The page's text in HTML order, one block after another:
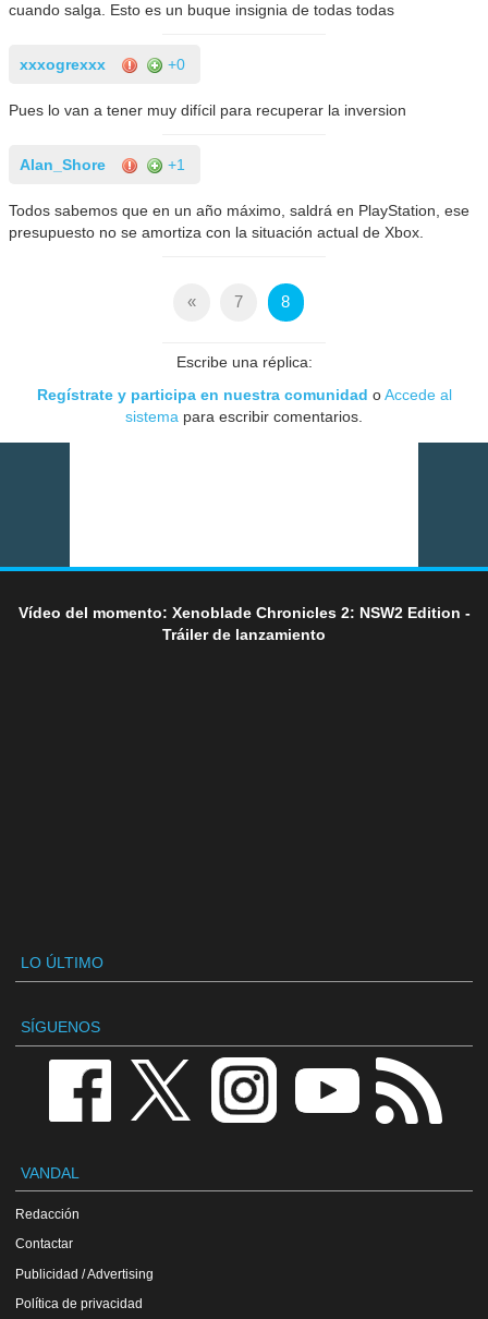
cuando salga. Esto es un buque insignia de todas todas
xxxogrexxx +0
Pues lo van a tener muy difícil para recuperar la inversion
Alan_Shore +1
Todos sabemos que en un año máximo, saldrá en PlayStation, ese
presupuesto no se amortiza con la situación actual de Xbox.
« 7 8
Escribe una réplica:
Regístrate y participa en nuestra comunidad oAccede al
sistema para escribir comentarios.
Vídeo del momento: Xenoblade Chronicles 2: NSW2 Edition -
Tráiler de lanzamiento
LO ÚLTIMO
SÍGUENOS
VANDAL
Redacción
Contactar
Publicidad / Advertising
Política de privacidad